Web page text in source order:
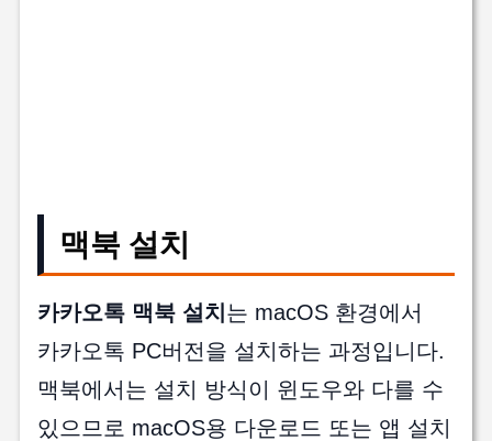
맥북 설치
카카오톡 맥북 설치는 macOS 환경에서
카카오톡 PC버전을 설치하는 과정입니다.
맥북에서는 설치 방식이 윈도우와 다를 수
있으므로 macOS용 다운로드 또는 앱 설치